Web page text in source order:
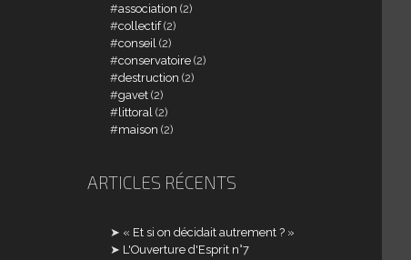
association (2)
collectif(2)
conseil (2)
conservatoire (2)
destruction (2)
gavet (2)
littoral (2)
maison (2)
ARTICLES RÉCENTS
« Et si on décidait autrement ? »
L'Ouverture d'Esprit n°7